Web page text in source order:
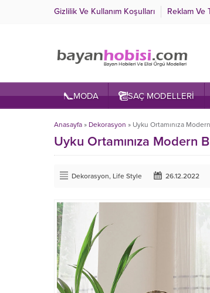
Gizlilik Ve Kullanım Koşulları Reklam Ve
MODA SAÇ MODELLERİ
Anasayfa » Dekorasyon » Uyku Ortamınıza
Uyku Ortamınıza Modern
Dekorasyon, Life Style 26.12.2022